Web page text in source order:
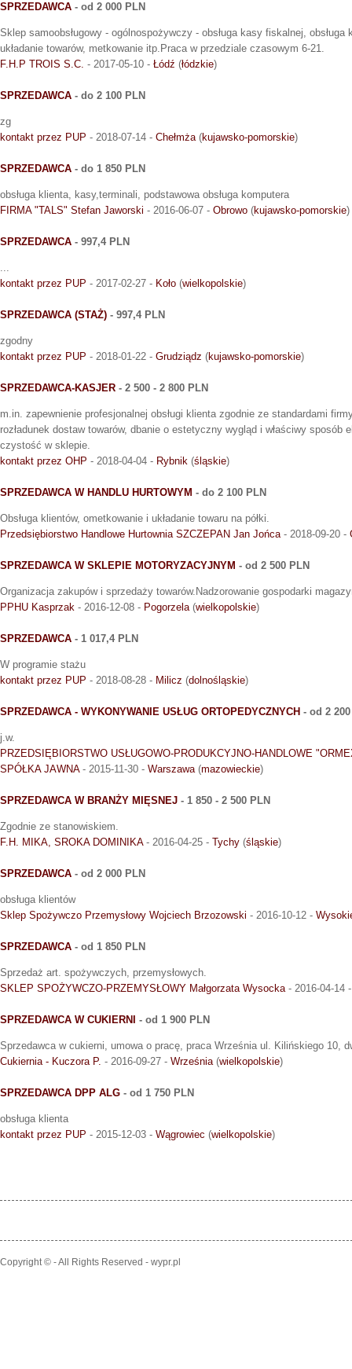
SPRZEDAWCA - od 2 000 PLN
Sklep samoobsługowy - ogólnospożywczy - obsługa kasy fiskalnej,
układanie towarów, metkowanie itp.Praca w przedziale czasowym 6-21.
F.H.P TROIS S.C. - 2017-05-10 - Łódź (łódzkie)
SPRZEDAWCA - do 2 100 PLN
zg
kontakt przez PUP - 2018-07-14 - Chełmża(kujawsko-pomorskie)
SPRZEDAWCA - do 1 850 PLN
obsługa klienta, kasy,terminali, podstawowa obsługa komputera
FIRMA "TALS" Stefan Jaworski - 2016-06-07 - Obrowo (kujawsko-pomorskie)
SPRZEDAWCA - 997,4 PLN
...
kontakt przez PUP - 2017-02-27 - Koło (wielkopolskie)
SPRZEDAWCA (STAŻ) - 997,4 PLN
zgodny
kontakt przez PUP - 2018-01-22 - Grudziądz (kujawsko-pomorskie)
SPRZEDAWCA-KASJER - 2 500 - 2 800 PLN
m.in. zapewnienie profesjonalnej obsługi klienta zgodnie ze standardami
rozładunek dostaw towarów, dbanie o estetyczny wygląd i właściwy sposób
czystość w sklepie.
kontakt przez OHP - 2018-04-04 - Rybnik (śląskie)
SPRZEDAWCA W HANDLU HURTOWYM - do 2 100 PLN
Obsługa klientów, ometkowanie i układanie towaru na półki.
Przedsiębiorstwo Handlowe Hurtownia SZCZEPAN Jan Jońca- 2018-09-20 -
SPRZEDAWCA W SKLEPIE MOTORYZACYJNYM - od 2 500 PLN
Organizacja zakupów i sprzedaży towarów.Nadzorowanie gospodarki
PPHU Kasprzak - 2016-12-08 - Pogorzela(wielkopolskie)
SPRZEDAWCA - 1 017,4 PLN
W programie stażu
kontakt przez PUP - 2018-08-28 - Milicz (dolnośląskie)
SPRZEDAWCA - WYKONYWANIE USŁUG ORTOPEDYCZNYCH - od 2
j.w.
PRZEDSIĘBIORSTWO USŁUGOWO-PRODUKCYJNO-HANDLOWE
SPÓŁKA JAWNA- 2015-11-30 - Warszawa(mazowieckie)
SPRZEDAWCA W BRANŻY MIĘSNEJ - 1 850 - 2 500 PLN
Zgodnie ze stanowiskiem.
F.H. MIKA, SROKA DOMINIKA- 2016-04-25 - Tychy (śląskie)
SPRZEDAWCA - od 2 000 PLN
obsługa klientów
Sklep Spożywczo Przemysłowy Wojciech Brzozowski - 2016-10-12 -
SPRZEDAWCA - od 1 850 PLN
Sprzedaż art. spożywczych, przemysłowych.
SKLEP SPOŻYWCZO-PRZEMYSŁOWY Małgorzata Wysocka- 2016-04-14
SPRZEDAWCA W CUKIERNI - od 1 900 PLN
Sprzedawca w cukierni, umowa o pracę, praca Września ul. Kilińskiego 10,
Cukiernia - Kuczora P. - 2016-09-27 - Września(wielkopolskie)
SPRZEDAWCA DPP ALG - od 1 750 PLN
obsługa klienta
kontakt przez PUP - 2015-12-03 - Wągrowiec (wielkopolskie)
Copyright © - All Rights Reserved - wypr.pl